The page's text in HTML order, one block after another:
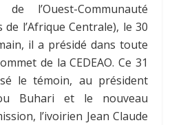
l’Ouest-Communauté
de l’Afrique Centrale), le 30
il a présidé dans toute
de la CEDEAO. Ce 31
le témoin, au président
Buhari et le nouveau
l’ivoirien Jean Claude